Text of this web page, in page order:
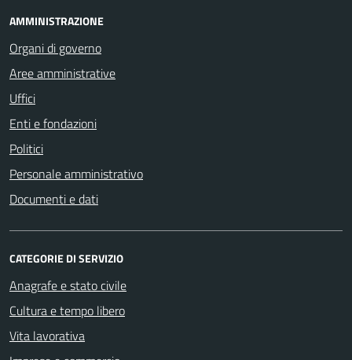
AMMINISTRAZIONE
Organi di governo
Aree amministrative
Uffici
Enti e fondazioni
Politici
Personale amministrativo
Documenti e dati
CATEGORIE DI SERVIZIO
Anagrafe e stato civile
Cultura e tempo libero
Vita lavorativa